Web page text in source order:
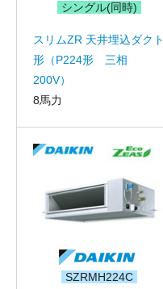
シングル(同時)
スリムZR 天井埋込ダクト
形（P224形 三相
200V）
8馬力
SZRMH224C
電話番号
お問合せ内容
(ご選択ください)